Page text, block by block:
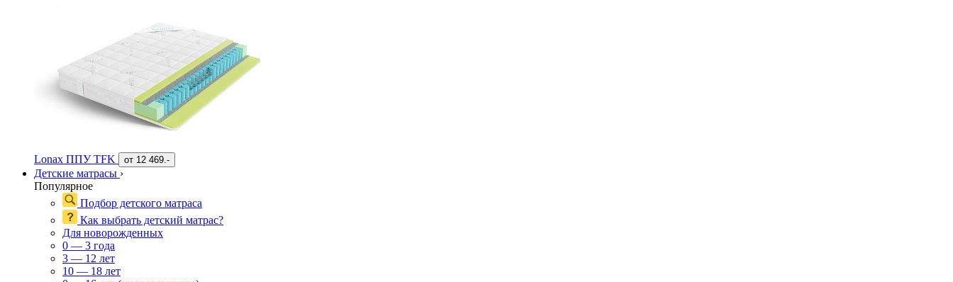
Lonax ППУ TFK от 12 469.-
Детские матрасы ›
Популярное
Подбор детского матраса
Как выбрать детский матрас?
Для новорожденных
0 — 3 года
3 — 12 лет
10 — 18 лет